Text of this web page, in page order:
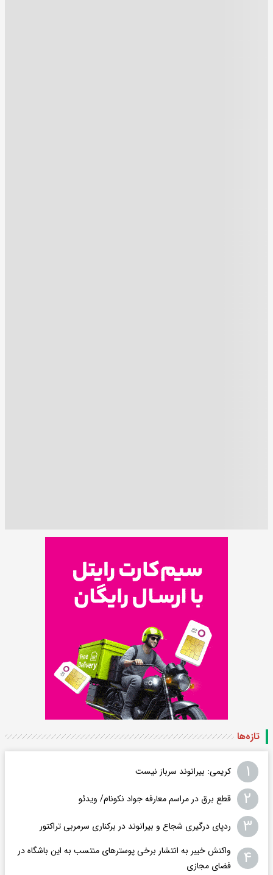
تازه‌ها
۱ کریمی: بیرانوند سرباز نیست
۲ قطع برق در مراسم معارفه جواد نکونام/ ویدئو
۳ ردپای درگیری شجاع و بیرانوند در برکناری سرمربی تراکتور
۴
واکنش خیبر به انتشار برخی پوسترهای منتسب به این باشگاه در
فضای مجازی